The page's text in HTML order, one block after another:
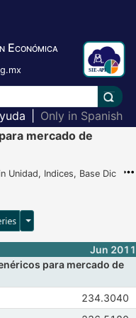
Económica
Only in Spanish
mercado de
Unidad, Indices, Base Dic
cuadro
Opciones para exportar
Jun 2011
para mercado de
Abr 2011
234.3040